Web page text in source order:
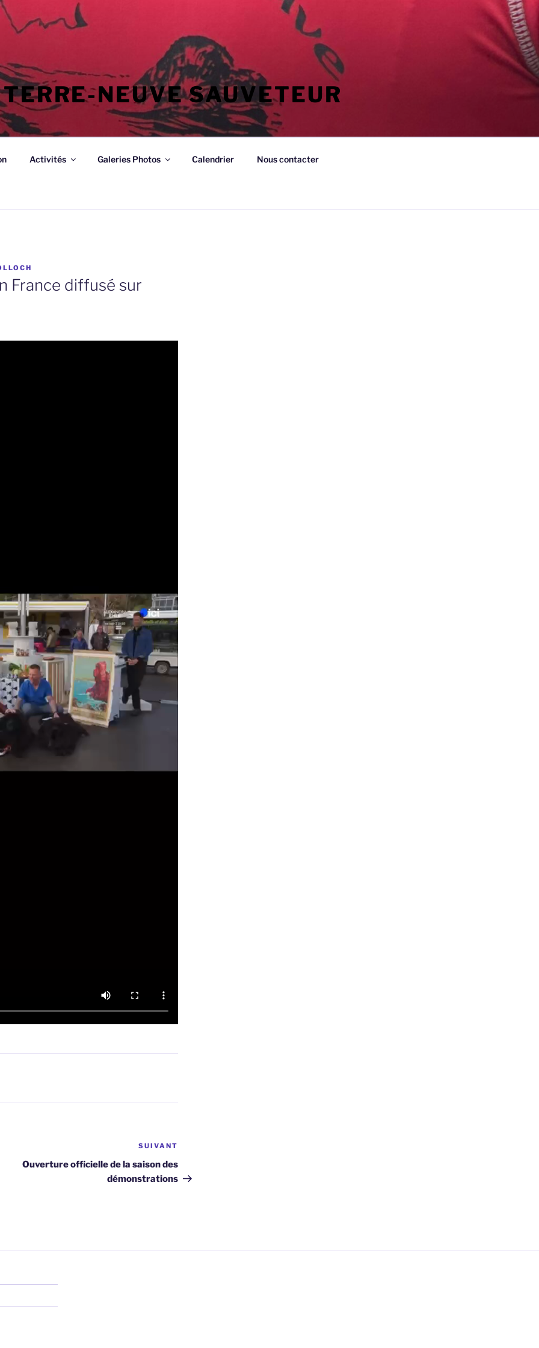
NEUVE SAUVETEUR
Activités Galeries Photos Calendrier Nous contacter
France diffusé sur
suivant
SUIVANT
Ouverture officielle de la saison des
démonstrations